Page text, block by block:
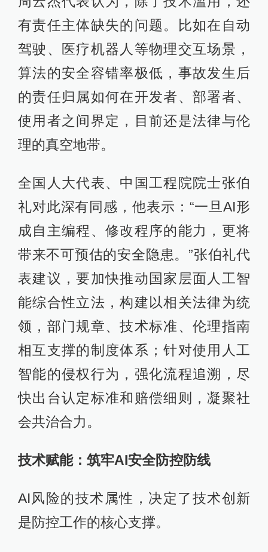
有责任主体缺失的问题。比如在自动
驾驶、医疗机器人等物理交互场景，
算法的安全容错率极低，事故发生后
的责任归属如何在开发者、部署者、
使用者之间界定，目前还是法律与伦
理的真空地带。
全国人大代表、中国工程院院士张伯
礼对此深有同感，他表示：“一旦AI形
成自主编程、修改程序的能力，更将
带来不可预估的安全隐患。”张伯礼代
表建议，要加快推动国家层面人工智
能综合性立法，构建以相关法律为统
领，部门规章、技术标准、伦理指南
相互支撑的制度体系；针对使用人工
智能的侵权行为，强化流程追溯，尽
快出台认定标准和赔偿细则，凝聚社
会共治合力。
技术赋能：筑牢AI安全防控防线
AI风险的技术属性，决定了技术创新
是防控工作的核心支撑。